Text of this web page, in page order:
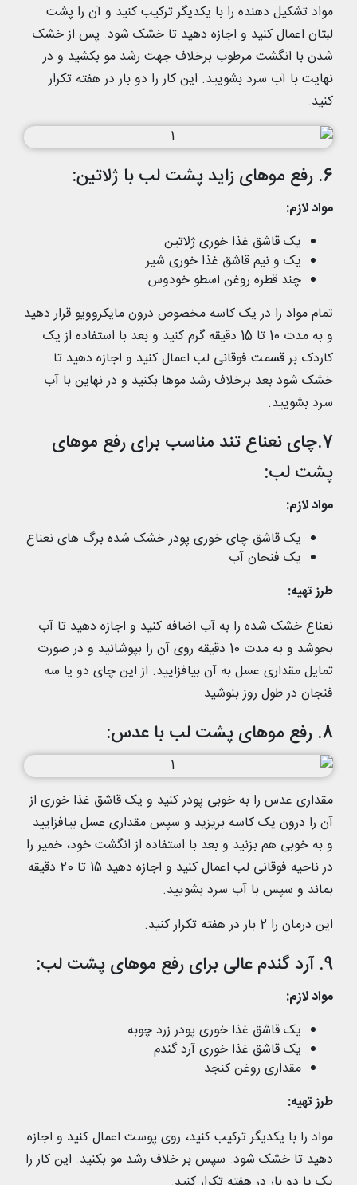
مواد تشکیل دهنده را با یکدیگر ترکیب کنید و آن را پشت
لبتان اعمال کنید و اجازه دهید تا خشک شود. پس از خشک
شدن با انگشت مرطوب برخلاف جهت رشد مو بکشید و در
نهایت با آب سرد بشویید. این کار را دو بار در هفته تکرار
کنید.
6. رفع موهای زاید پشت لب با ژلاتین:
مواد لازم:
یک قاشق غذا خوری ژلاتین
یک و نیم قاشق غذا خوری شیر
چند قطره روغن اسطو خودوس
تمام مواد را در یک کاسه مخصوص درون مایکروویو قرار دهید
و به مدت 10 تا 15 دقیقه گرم کنید و بعد با استفاده از یک
کاردک بر قسمت فوقانی لب اعمال کنید و اجازه دهید تا
خشک شود بعد برخلاف رشد موها بکنید و در نهاین با آب
سرد بشویید.
7.چای نعناع تند مناسب برای رفع موهای
پشت لب:
مواد لازم:
یک قاشق چای خوری پودر خشک شده برگ های نعناع
یک فنجان آب
طرز تهیه:
نعناع خشک شده را به آب اضافه کنید و اجازه دهید تا آب
بجوشد و به مدت 10 دقیقه روی آن را بپوشانید و در صورت
تمایل مقداری عسل به آن بیافزایید. از این چای دو یا سه
فنجان در طول روز بنوشید.
8. رفع موهای پشت لب با عدس:
مقداری عدس را به خوبی پودر کنید و یک قاشق غذا خوری از
آن را درون یک کاسه بریزید و سپس مقداری عسل بیافزایید
و به خوبی هم بزنید و بعد با استفاده از انگشت خود، خمیر را
در ناحیه فوقانی لب اعمال کنید و اجازه دهید 15 تا 20 دقیقه
بماند و سپس با آب سرد بشویید.
این درمان را 2 بار در هفته تکرار کنید.
9. آرد گندم عالی برای رفع موهای پشت لب:
مواد لازم:
یک قاشق غذا خوری پودر زرد چوبه
یک قاشق غذا خوری آرد گندم
مقداری روغن کنجد
طرز تهیه:
مواد را با یکدیگر ترکیب کنید، روی پوست اعمال کنید و اجازه
دهید تا خشک شود. سپس بر خلاف رشد مو بکنید. این کار را